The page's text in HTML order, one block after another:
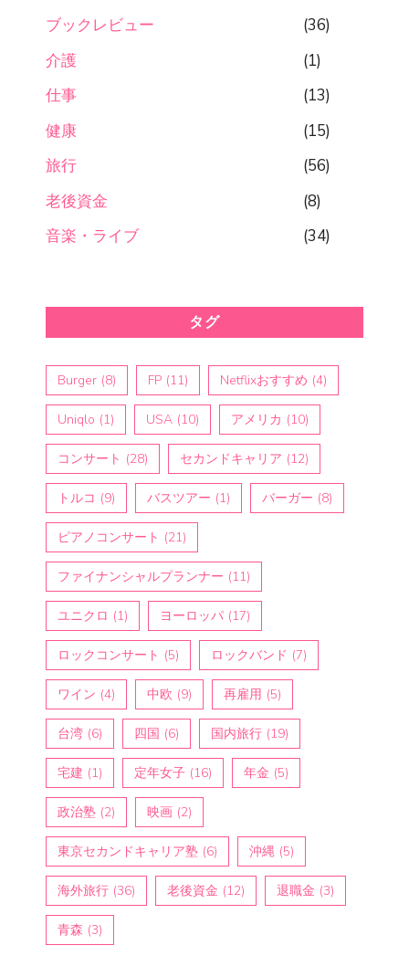
ブックレビュー
(36)
介護
(1)
仕事
(13)
健康
(15)
旅行
(56)
老後資金
(8)
音楽・ライブ
(34)
タグ
Burger (8) FP (11) Netflixおすすめ (4)
Uniqlo (1) USA (10) アメリカ (10)
コンサート (28) セカンドキャリア (12)
トルコ (9) バスツアー (1) バーガー (8)
ピアノコンサート (21)
ファイナンシャルプランナー (11)
ユニクロ (1) ヨーロッパ (17)
ロックコンサート (5) ロックバンド (7)
ワイン (4) 中欧 (9) 再雇用 (5)
台湾 (6) 四国 (6) 国内旅行 (19)
宅建 (1) 定年女子 (16) 年金 (5)
政治塾 (2) 映画 (2)
東京セカンドキャリア塾 (6) 沖縄 (5)
海外旅行 (36) 老後資金 (12) 退職金 (3)
青森 (3)